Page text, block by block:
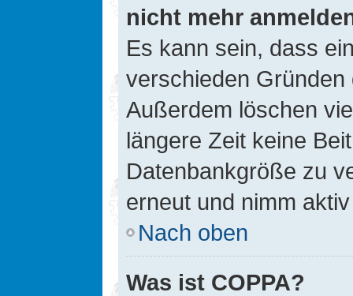
nicht mehr
Es kann sein, dass
verschieden
Außerdem löschen
längere Zeit keine
Datenbankgröße zu
erneut und nimm
Nach oben
Was ist COPPA?